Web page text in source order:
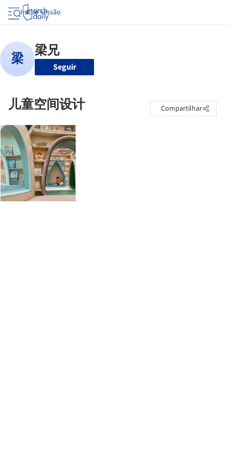
Iniciar sessão
Seguir
儿童空间设计 Compartilhar